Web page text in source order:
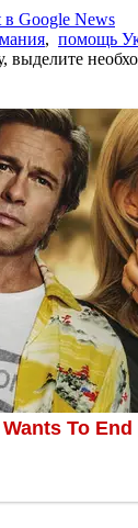
в Google News
, помощь
выделите